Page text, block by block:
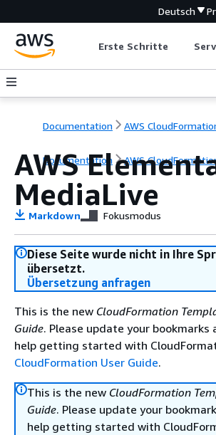
Deutsch
Erste Schritte
Documentation AWS
Documentation AWS
AWS
MediaLive
Markdown Fokusmodus
Diese Seite wurde nicht in Ihre
übersetzt.
Übersetzung anfragen
This is the new CloudFormation
Guide. Please update your bookmarks
help getting started with
CloudFormation User Guide.
This is the new CloudFormation
Guide. Please update your
help getting started with